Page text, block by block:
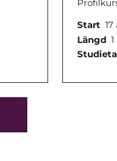
Start
Längd